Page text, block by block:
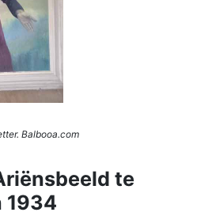
Balbooa.com
te
1934